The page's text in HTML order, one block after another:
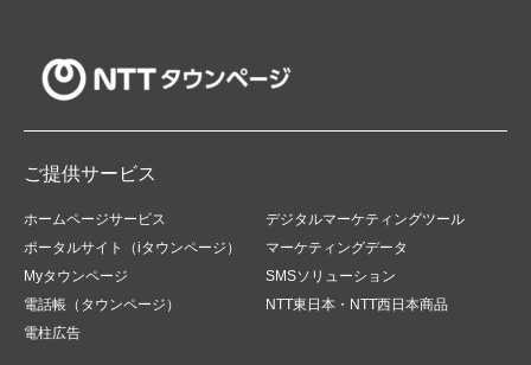
ご提供サービス
ホームページサービス
デジタルマーケティングツール
ポータルサイト（iタウンページ）
マーケティングデータ
Myタウンページ
SMSソリューション
電話帳（タウンページ）
NTT東日本・NTT西日本商品
電柱広告